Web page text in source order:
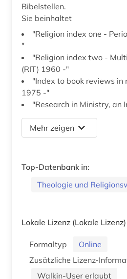
Bibelstellen.
Sie beinhaltet
"Religion index one -
"
"Religion index two -
(RIT) 1960 -"
"Index to book reviews in
1975 -"
"Research in Ministry, an
Mehr zeigen
Top-Datenbank in:
Theologie und
Lokale Lizenz (Lokale Lizenz)
Formaltyp
Online
Zusätzliche Lizenz-
Walkin-User erlaubt